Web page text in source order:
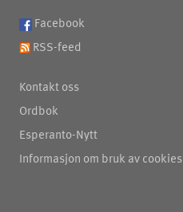
Facebook
RSS-feed
Kontakt oss
Ordbok
Esperanto-Nytt
Informasjon om bruk av cookies